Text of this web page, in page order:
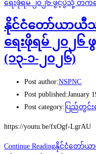
နိုင်ငံတော်ယာယီသ
ရေးဖိုရမ် ၂၀၂
(၁၃-၁-၂၀၂၆)
Post author:NSPNC
Post published:January
Post category: ပြည်တွင်း
https://youtu.be/fxOgf-LgrAU
Continue Readingနိုင်ငံတော်ယာ